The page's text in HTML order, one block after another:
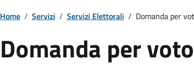
Home / Servizi / Servizi Elettorali / Domanda per
Domanda per